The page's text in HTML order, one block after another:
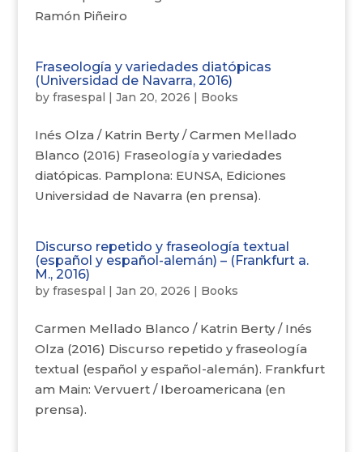
Ramón Piñeiro
Fraseología y variedades diatópicas
(Universidad de Navarra, 2016)
by frasespal | Jan 20, 2026 | Books
Inés Olza / Katrin Berty / Carmen Mellado
Blanco (2016) Fraseología y variedades
diatópicas. Pamplona: EUNSA, Ediciones
Universidad de Navarra (en prensa).
Discurso repetido y fraseología textual
(español y español-alemán) – (Frankfurt a.
M., 2016)
by frasespal | Jan 20, 2026 | Books
Carmen Mellado Blanco / Katrin Berty / Inés
Olza (2016) Discurso repetido y fraseología
textual (español y español-alemán). Frankfurt
am Main: Vervuert / Iberoamericana (en
prensa).